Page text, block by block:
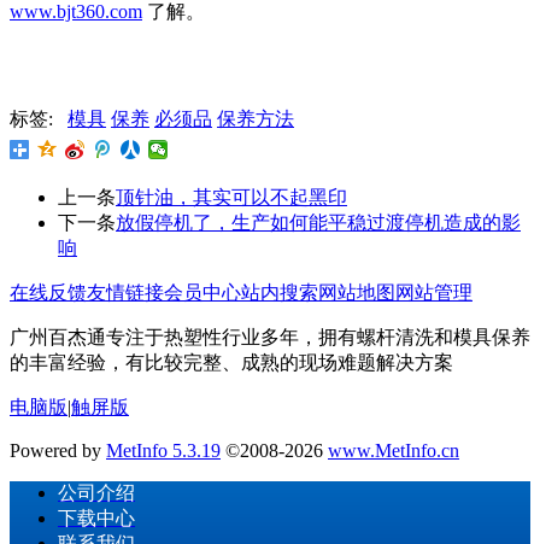
www.bjt360.com 了解。
标签: 模具 保养 必须品 保养方法
上一条顶针油，其实可以不起黑印
下一条放假停机了，生产如何能平稳过渡停机造成的影
响
在线反馈友情链接会员中心站内搜索网站地图 网站管理
广州百杰通专注于热塑性行业多年，拥有螺杆清洗和模具保养
的丰富经验，有比较完整、成熟的现场难题解决方案
电脑版|触屏版
Powered by MetInfo 5.3.19 ©2008-2026 www.MetInfo.cn
公司介绍
下载中心